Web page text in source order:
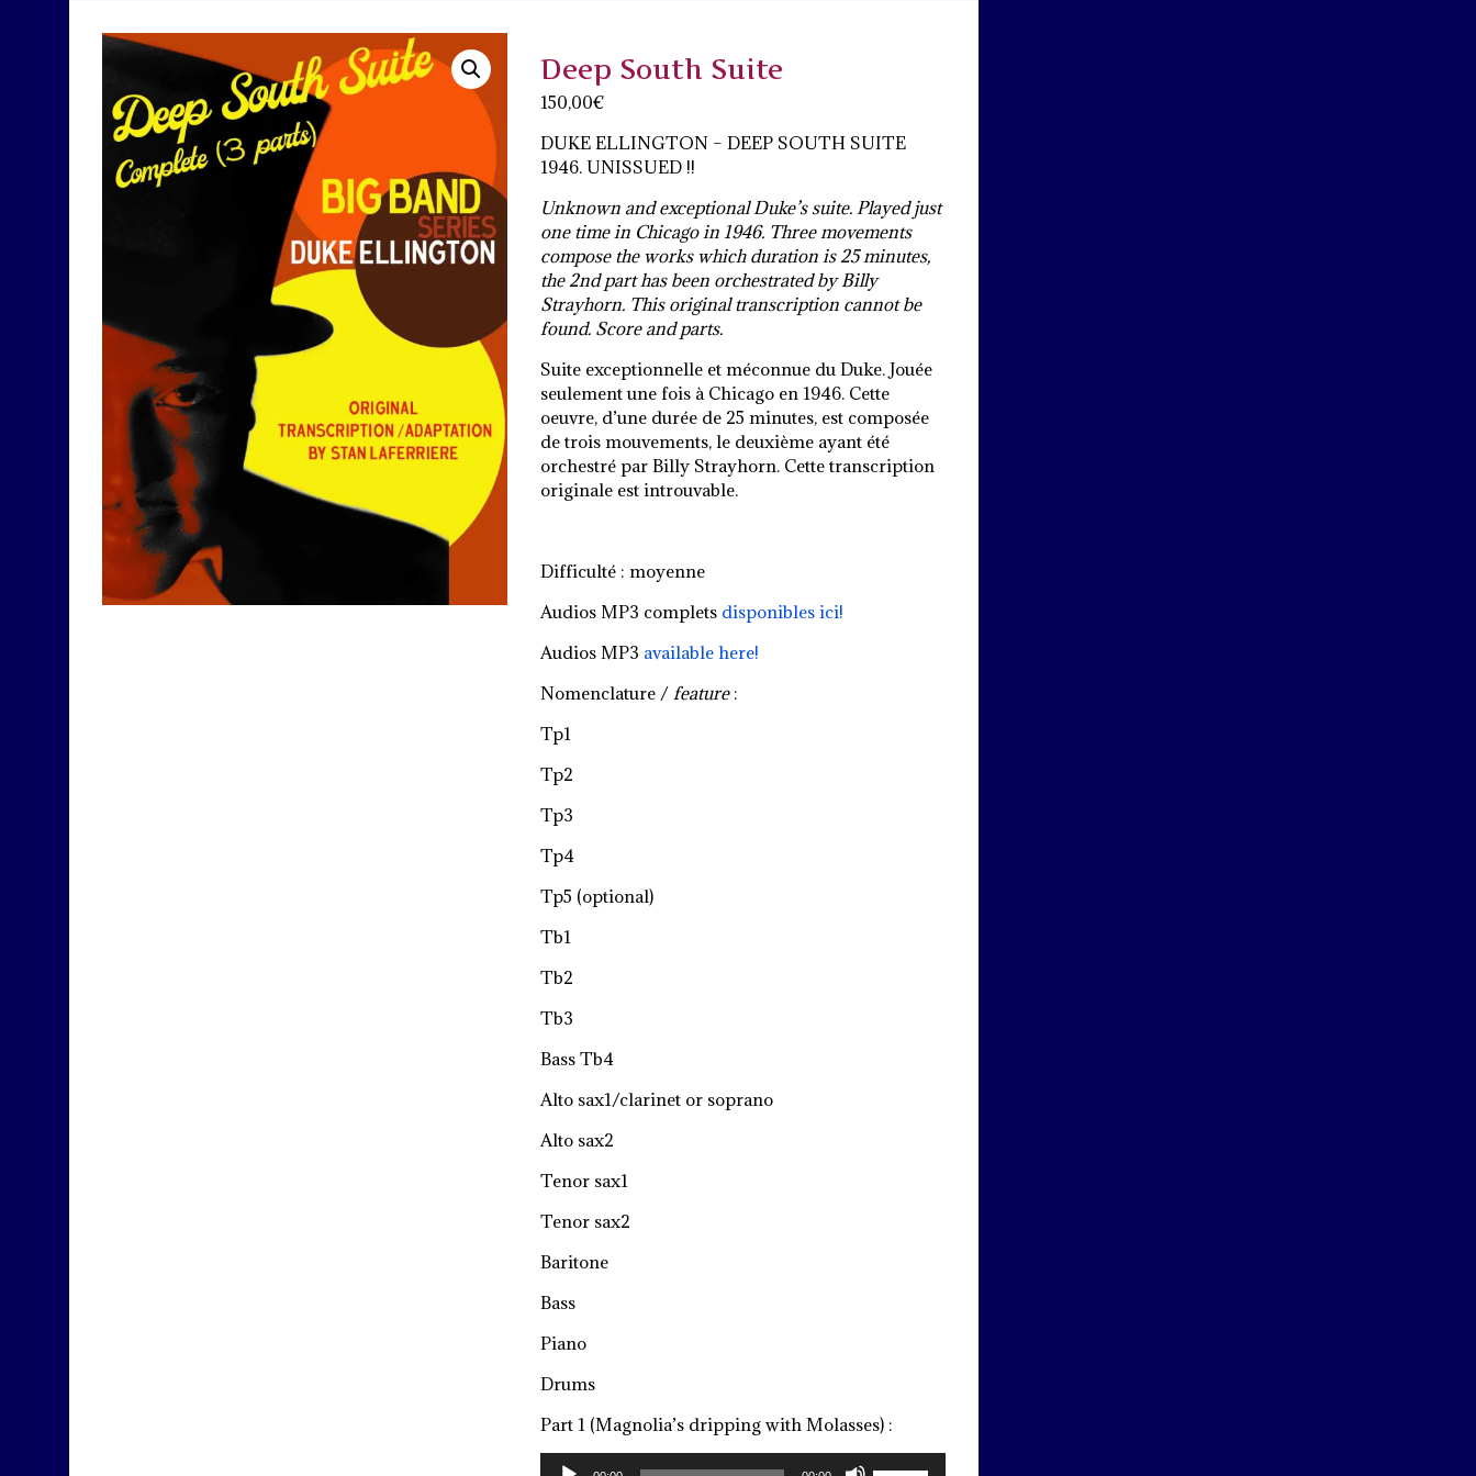
Deep South Suite
150,00€
DUKE ELLINGTON – DEEP SOUTH SUITE
1946. UNISSUED !!
Unknown and exceptional Duke’s suite. Played just
one time in Chicago in 1946. Three movements
compose the works which duration is 25 minutes,
the 2nd part has been orchestrated by Billy
Strayhorn. This original transcription cannot be
found. Score and parts.
Suite exceptionnelle et méconnue du Duke. Jouée
seulement une fois à Chicago en 1946. Cette
oeuvre, d’une durée de 25 minutes, est composée
de trois mouvements, le deuxième ayant été
orchestré par Billy Strayhorn. Cette transcription
originale est introuvable.
Difficulté : moyenne
Audios MP3 complets disponibles ici!
Audios MP3 available here!
Nomenclature /feature:
Tp1
Tp2
Tp3
Tp4
Tp5 (optional)
Tb1
Tb2
Tb3
Bass Tb4
Alto sax1/clarinet or soprano
Alto sax2
Tenor sax1
Tenor sax2
Baritone
Bass
Piano
Drums
Part 1 (Magnolia’s dripping with Molasses) :
Lecteur